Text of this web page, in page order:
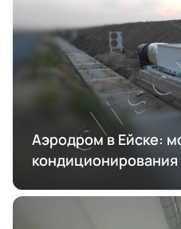
Аэродром в Ейске: